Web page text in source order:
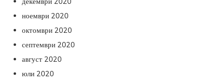
ноември 2020
октомври 2020
септември 2020
август 2020
юли 2020